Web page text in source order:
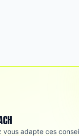
adapte ces